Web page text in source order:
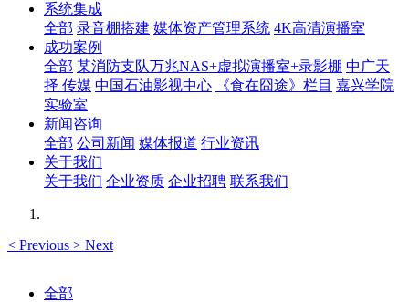
系统集成
全部 录音棚搭建 媒体资产管理系统 4K高清演播室
成功案例
全部 某消防支队万兆NAS+虚拟演播室+录影棚 中广天
择 传媒 中国石油影视中心 《食在囧途》栏目 嘉兴学院
实验室
新闻咨询
全部 公司新闻 媒体报道 行业资讯
关于我们
关于我们 企业资质 企业招聘 联系我们
< Previous > Next
全部